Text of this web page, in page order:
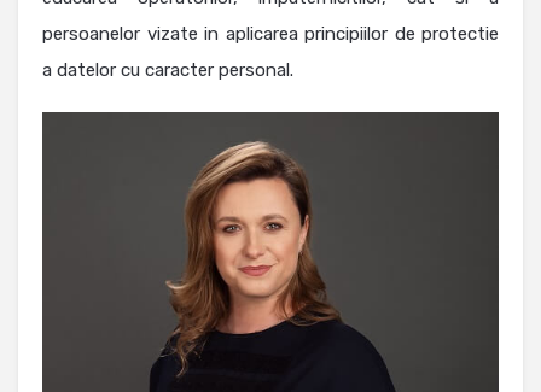
persoanelor vizate in aplicarea principiilor de protectie
a datelor cu caracter personal.